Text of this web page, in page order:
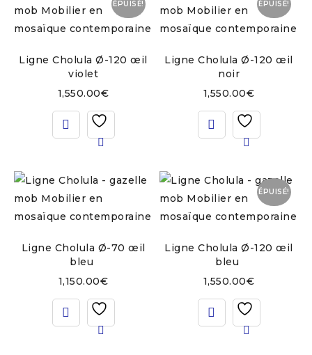
ÉPUISÉ!
Ligne Cholula Ø-120 œil
violet
1,550.00€
ÉPUISÉ!
Ligne Cholula Ø-120 œil
noir
1,550.00€
Ligne Cholula Ø-70 œil
bleu
1,150.00€
ÉPUISÉ!
Ligne Cholula Ø-120 œil
bleu
1,550.00€